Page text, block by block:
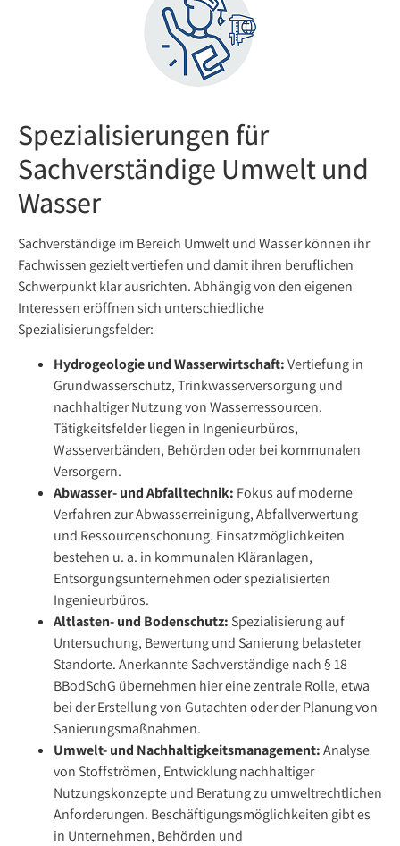
Spezialisierungen für
Sachverständige Umwelt und
Wasser
Sachverständige im Bereich Umwelt und Wasser können ihr
Fachwissen gezielt vertiefen und damit ihren beruflichen
Schwerpunkt klar ausrichten. Abhängig von den eigenen
Interessen eröffnen sich unterschiedliche
Spezialisierungsfelder:
Hydrogeologie und Wasserwirtschaft:Vertiefung in
Grundwasserschutz, Trinkwasserversorgung und
nachhaltiger Nutzung von Wasserressourcen.
Tätigkeitsfelder liegen in Ingenieurbüros,
Wasserverbänden, Behörden oder bei kommunalen
Versorgern.
Abwasser- und Abfalltechnik: Fokus auf moderne
Verfahren zur Abwasserreinigung, Abfallverwertung
und Ressourcenschonung. Einsatzmöglichkeiten
bestehen u. a. in kommunalen Kläranlagen,
Entsorgungsunternehmen oder spezialisierten
Ingenieurbüros.
Altlasten- und Bodenschutz: Spezialisierung auf
Untersuchung, Bewertung und Sanierung belasteter
Standorte. Anerkannte Sachverständige nach § 18
BBodSchG übernehmen hier eine zentrale Rolle, etwa
bei der Erstellung von Gutachten oder der Planung von
Sanierungsmaßnahmen.
Umwelt- und Nachhaltigkeitsmanagement:Analyse
von Stoffströmen, Entwicklung nachhaltiger
Nutzungskonzepte und Beratung zu umweltrechtlichen
Anforderungen. Beschäftigungsmöglichkeiten gibt es
in Unternehmen, Behörden und